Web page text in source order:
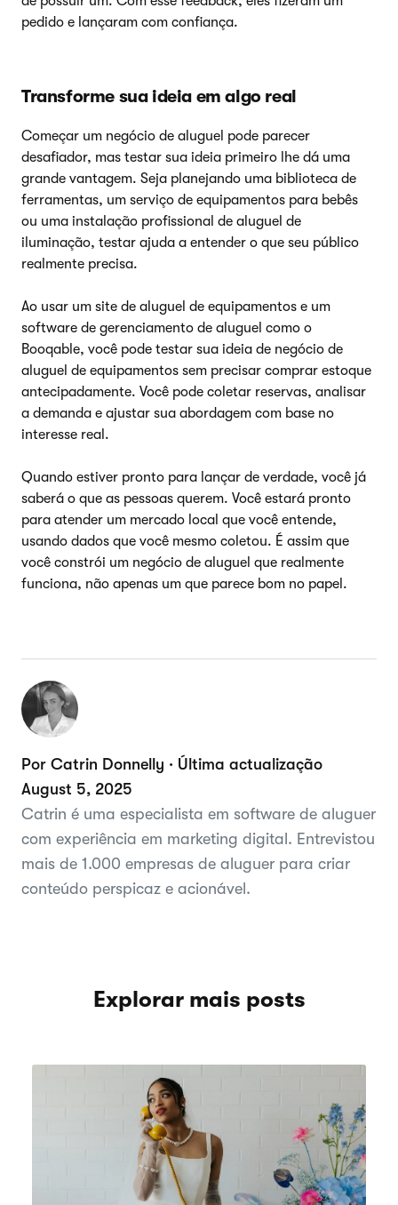
pedido e lançaram com confiança.
Transforme sua ideia em algo real
Começar um negócio de aluguel pode parecer
desafiador, mas testar sua ideia primeiro lhe dá uma
grande vantagem. Seja planejando uma biblioteca de
ferramentas, um serviço de equipamentos para bebês
ou uma instalação profissional de aluguel de
iluminação, testar ajuda a entender o que seu público
realmente precisa.
Ao usar um site de aluguel de equipamentos e um
software de gerenciamento de aluguel como o
Booqable, você pode testar sua ideia de negócio de
aluguel de equipamentos sem precisar comprar estoque
antecipadamente. Você pode coletar reservas, analisar
a demanda e ajustar sua abordagem com base no
interesse real.
Quando estiver pronto para lançar de verdade, você já
saberá o que as pessoas querem. Você estará pronto
para atender um mercado local que você entende,
usando dados que você mesmo coletou. É assim que
você constrói um negócio de aluguel que realmente
funciona, não apenas um que parece bom no papel.
Por Catrin Donnelly · Última actualização
August 5, 2025
Catrin é uma especialista em software de aluguer
com experiência em marketing digital. Entrevistou
mais de 1.000 empresas de aluguer para criar
conteúdo perspicaz e acionável.
Explorar mais posts